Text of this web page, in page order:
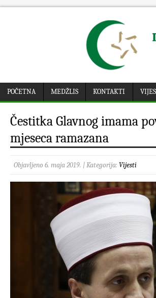
POČETNA MEDŽLIS KONTAKTI
Čestitka Glavnog imama
mjeseca ramazana
Objavljeno 6. maja 2019. | Kategorija: Vijesti